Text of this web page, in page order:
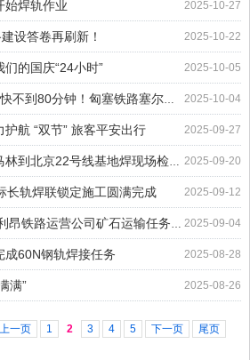
2025-10-27
始焊轨作业
2025-10-22
设答卷再刷新！
2025-10-05
的国庆“24小时”
2025-10-04
钟！匈塞铁路塞尔维亚段全线通车！
2025-09-27
护航 “双节” 旅客平安出行
2025-09-20
号线基地焊现场检查指导工作（苏钊）
2025-09-12
长轨焊联锁定施工圆满完成
2025-09-04
路运营公司矿石运输任务再创新高
2025-08-28
成60N钢轨焊接任务
2025-08-26
满”
上一页 1 2 3 4 5 下一页 尾页